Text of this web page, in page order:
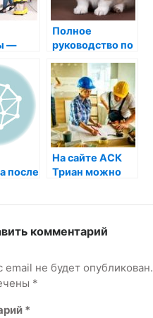
—
Полное
руководство по
содержанию и
уходу за
щенками корги
после
На сайте АСК
Триан можно
комментарий
email не будет опубликован.
*
*